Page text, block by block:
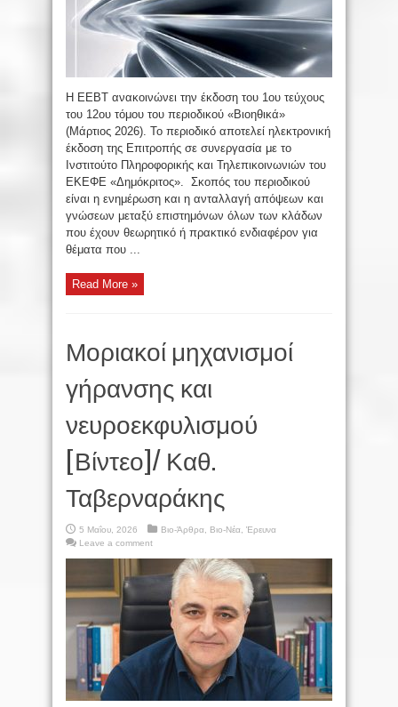
Η ΕΕΒT ανακοινώνει την έκδοση του 1ου τεύχους
του 12ου τόμου του περιοδικού «Βιοηθικά»
(Μάρτιος 2026). Το περιοδικό αποτελεί ηλεκτρονική
έκδοση της Επιτροπής σε συνεργασία με το
Ινστιτούτο Πληροφορικής και Τηλεπικοινωνιών του
ΕΚΕΦΕ «Δημόκριτος». Σκοπός του περιοδικού
είναι η ενημέρωση και η ανταλλαγή απόψεων και
γνώσεων μεταξύ επιστημόνων όλων των κλάδων
που έχουν θεωρητικό ή πρακτικό ενδιαφέρον για
θέματα που ...
Read More »
Μοριακοί μηχανισμοί
γήρανσης και
νευροεκφυλισμού
[Βίντεο]/ Καθ.
Ταβερναράκης
5 Μαΐου, 2026 Βιο-Άρθρα Βιο-Νέα Έρευνα
Leave a comment